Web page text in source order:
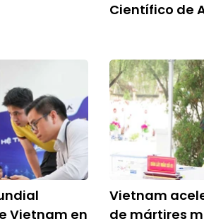
Científico de
Vietnam en
Vietnam
de mártires